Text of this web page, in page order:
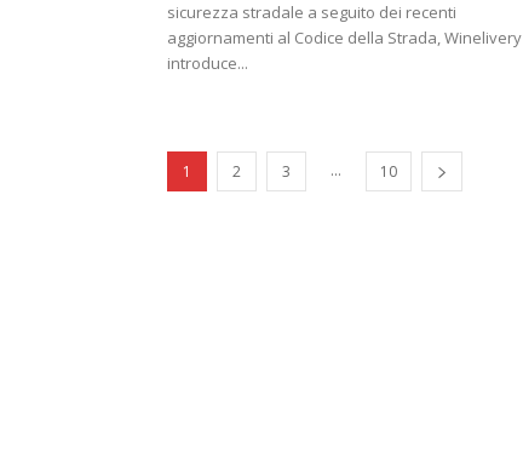
sicurezza stradale a seguito dei recenti
aggiornamenti al Codice della Strada, Winelivery
introduce...
1 2 3 ... 10